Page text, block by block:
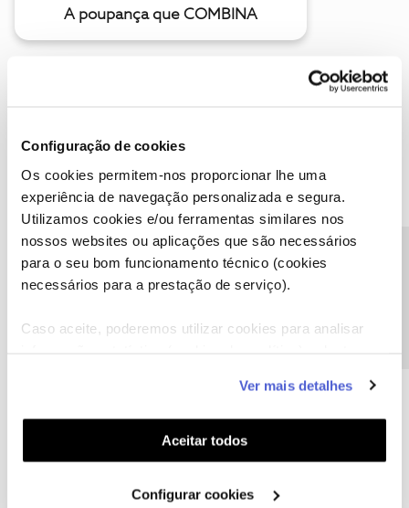
Configuração de cookies
Os cookies permitem-nos proporcionar lhe uma
experiência de navegação personalizada e segura.
Utilizamos cookies e/ou ferramentas similares nos
nossos websites ou aplicações que são necessários
para o seu bom funcionamento técnico (cookies
necessários para a prestação de serviço).
Caso aceite, poderemos utilizar cookies para analisar
funcionalidades (cookies de personalização e
funcionalidade) e adaptar anúncios aos seus interesses
(cookies de publicidade personalizada). Pode gerir a
utilização dos cookies clicando em "Configurar
Ver mais detalhes
Aceitar todos
Configurar cookies
A poupança que COMBINA
Descubra as novidades de julho
Hall of Fame de julho
17 soluções